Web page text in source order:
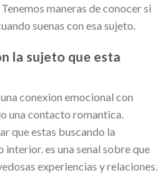
maneras de conocer si
suenas con esa sujeto.
la sujeto que esta
conexion emocional con
una contacto romantica.
que estas buscando la
es una senal sobre que
experiencias y relaciones.